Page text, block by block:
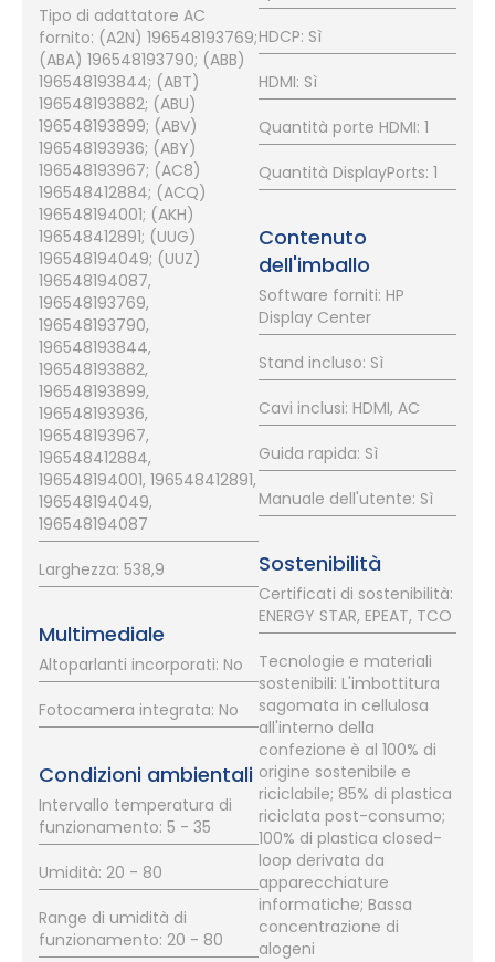
Tipo di adattatore AC
fornito: (A2N) 196548193769;
(ABA) 196548193790; (ABB)
196548193844; (ABT)
196548193882; (ABU)
196548193899; (ABV)
196548193936; (ABY)
196548193967; (AC8)
196548412884; (ACQ)
196548194001; (AKH)
196548412891; (UUG)
196548194049; (UUZ)
196548194087,
196548193769,
196548193790,
196548193844,
196548193882,
196548193899,
196548193936,
196548193967,
196548412884,
196548194001, 196548412891,
196548194049,
196548194087
Larghezza: 538,9
Multimediale
Altoparlanti incorporati: No
Fotocamera integrata: No
Condizioni ambientali
Intervallo temperatura di
funzionamento: 5 - 35
Umidità: 20 - 80
Range di umidità di
funzionamento: 20 - 80
HDCP: Sì
HDMI: Sì
Quantità porte HDMI: 1
Quantità DisplayPorts: 1
Contenuto
dell'imballo
Software forniti: HP
Display Center
Stand incluso: Sì
Cavi inclusi: HDMI, AC
Guida rapida: Sì
Manuale dell'utente: Sì
Sostenibilità
Certificati di sostenibilità:
ENERGY STAR, EPEAT, TCO
Tecnologie e materiali
sostenibili: L'imbottitura
sagomata in cellulosa
all'interno della
confezione è al 100% di
origine sostenibile e
riciclabile; 85% di plastica
riciclata post-consumo;
100% di plastica closed-
loop derivata da
apparecchiature
informatiche; Bassa
concentrazione di
alogeni